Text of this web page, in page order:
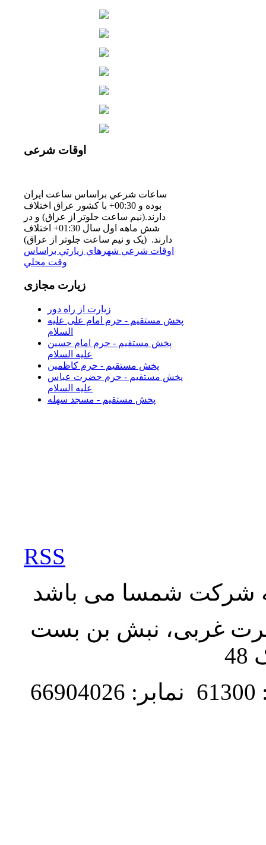
اوقات شرعی
ساعات شرعي براساس ساعت ايران
بوده و 00:30+ با كشور عراق اختلاف
دارند.(نيم ساعت جلوتر از عراق) و در
شش ماهه اول سال 01:30+ اختلاف
دارند. (یک و نیم ساعت جلوتر از عراق)
اوقات شرعي شهرهاي زيارتي براساس
وقت محلي
زیارت مجازی
زیارت از راه دور
پخش مستقیم - حرم امام علی علیه
السلام
پخش مستقیم - حرم امام حسین
علیه السلام
پخش مستقیم - حرم کاظمین
پخش مستقیم - حرم حضرت عباس
علیه السلام
پخش مستقیم - مسجد سهله
RSS
شرکت شمسا می باشد
غربی، نبش بن بست